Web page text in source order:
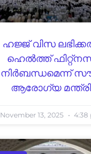
ഹജ്ജ് വിസ
ഹെൽത്ത്
നിർബന്ധമെന്ന്
ആരോഗ്യ മന്ത്രി
November 13, 2025 4:38